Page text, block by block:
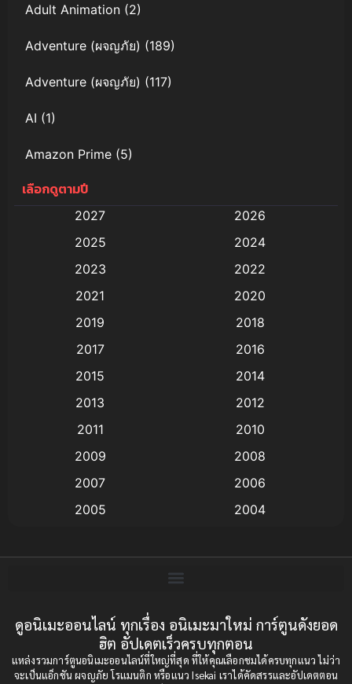
Adult Animation (2)
Adventure (ผจญภัย) (189)
Adventure (ผจญภัย) (117)
AI (1)
Amazon Prime (5)
Anal (ประตูหลัง)
Animation การ์ตูน
Animation อนิเมะ
Animation แอนิเมชัน
(9)
Big tits (นมใหญ่)
Bitch (ผู้หญิงร่าน)
Bondage (ทาส)(1)
boys love(1)
เลือกดูตามปี
2027
2026
2025
2024
2023
2022
2021
2020
2019
2018
2017
2016
2015
2014
2013
2012
2011
2010
2009
2008
2007
2006
2005
2004
2001
2000
1997
1996
1993
1992
1991
1990
ดูอนิเมะออนไลน์ ทุกเรื่อง อนิเมะมาใหม่ การ์ตูนดังยอด
ฮิต อัปเดตเร็วครบทุกตอน
แหล่งรวมการ์ตูนอนิเมะออนไลน์ที่ใหญ่ที่สุด ที่ให้คุณเลือกชมได้ครบทุกแนว ไม่ว่า
จะเป็นแอ็กชัน ผจญภัย โรแมนติก หรือแนว Isekai เราได้คัดสรรและอัปเดตตอน